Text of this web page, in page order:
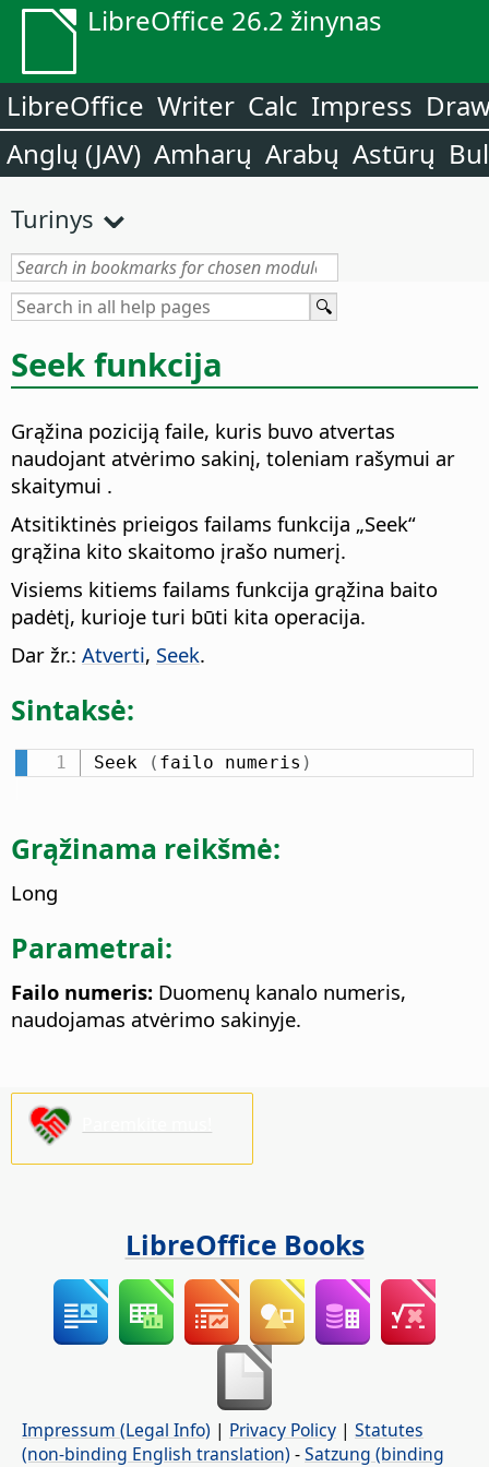
LibreOffice 26.2 žinynas
LibreOffice Writer Calc Impress
Anglų (JAV) Amharų Arabų Astūrų
Turinys
Seek funkcija
Grąžina poziciją faile, kuris buvo atvertas
naudojant atvėrimo sakinį, toleniam rašymui ar
skaitymui .
Atsitiktinės prieigos failams funkcija „Seek“
grąžina kito skaitomo įrašo numerį.
Visiems kitiems failams funkcija grąžina baito
padėtį, kurioje turi būti kita operacija.
Dar žr.: Atverti, Seek.
Sintaksė:
Seek ( failo numeris )
Grąžinama reikšmė:
Long
Parametrai:
Failo numeris: Duomenų kanalo numeris,
naudojamas atvėrimo sakinyje.
LibreOffice Books
Impressum (Legal Info) | Privacy Policy | Statutes
(non-binding English translation) -Satzung (binding